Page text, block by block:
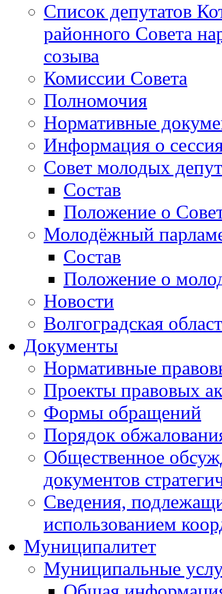
Список депутатов
районного Совета
созыва
Комиссии Совета
Полномочия
Нормативные
Информация о
Совет молодых
Состав
Положение о
Молодёжный
Состав
Положение о
Новости
Волгоградская
Документы
Нормативные
Проекты правовых
Формы обращений
Порядок
Общественное
документов
Сведения,
использованием
Муниципалитет
Муниципальные